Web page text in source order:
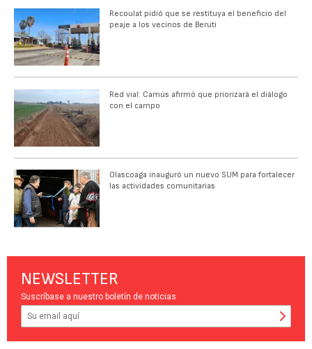
Recoulat pidió que se restituya el beneficio del
peaje a los vecinos de Beruti
Red vial: Camús afirmó que priorizará el diálogo
con el campo
Olascoaga inauguró un nuevo SUM para fortalecer
las actividades comunitarias
NEWSLETTER
Suscríbase a nuestro boletín de noticias